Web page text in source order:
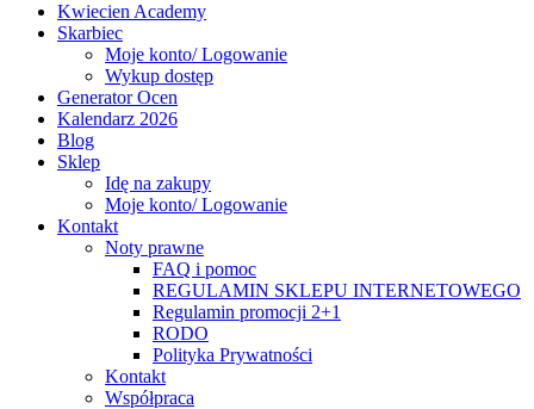
Kwiecien Academy
Skarbiec
Moje konto/ Logowanie
Wykup dostęp
Generator Ocen
Kalendarz 2026
Blog
Sklep
Idę na zakupy
Moje konto/ Logowanie
Kontakt
Noty prawne
FAQ i pomoc
REGULAMIN SKLEPU INTERNETOWEGO
Regulamin promocji 2+1
RODO
Polityka Prywatności
Kontakt
Współpraca